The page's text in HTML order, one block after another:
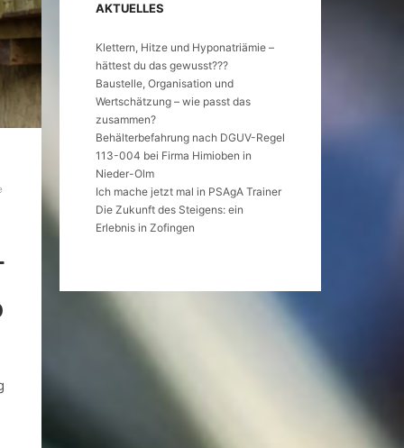
AKTUELLES
Klettern, Hitze und Hyponatriämie –
hättest du das gewusst???
Baustelle, Organisation und
Wertschätzung – wie passt das
zusammen?
Behälterbefahrung nach DGUV-Regel
113-004 bei Firma Himioben in
Nieder-Olm
Ich mache jetzt mal in PSAgA Trainer
Die Zukunft des Steigens: ein
Erlebnis in Zofingen